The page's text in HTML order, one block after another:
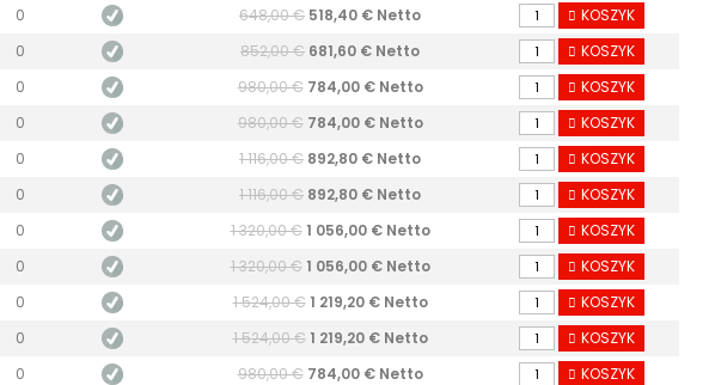
0 648,00 € 518,40 € Netto
KOSZYK
0 852,00 € 681,60 € Netto
KOSZYK
0 980,00 € 784,00 € Netto
KOSZYK
0 980,00 € 784,00 € Netto
KOSZYK
0 1 116,00 € 892,80 € Netto
KOSZYK
0 1 116,00 € 892,80 € Netto
KOSZYK
0 1 320,00 € 1 056,00 € Netto
KOSZYK
0 1 320,00 € 1 056,00 € Netto
KOSZYK
0 1 524,00 € 1 219,20 € Netto
KOSZYK
0 1 524,00 € 1 219,20 € Netto
KOSZYK
0 980,00 € 784,00 € Netto
KOSZYK